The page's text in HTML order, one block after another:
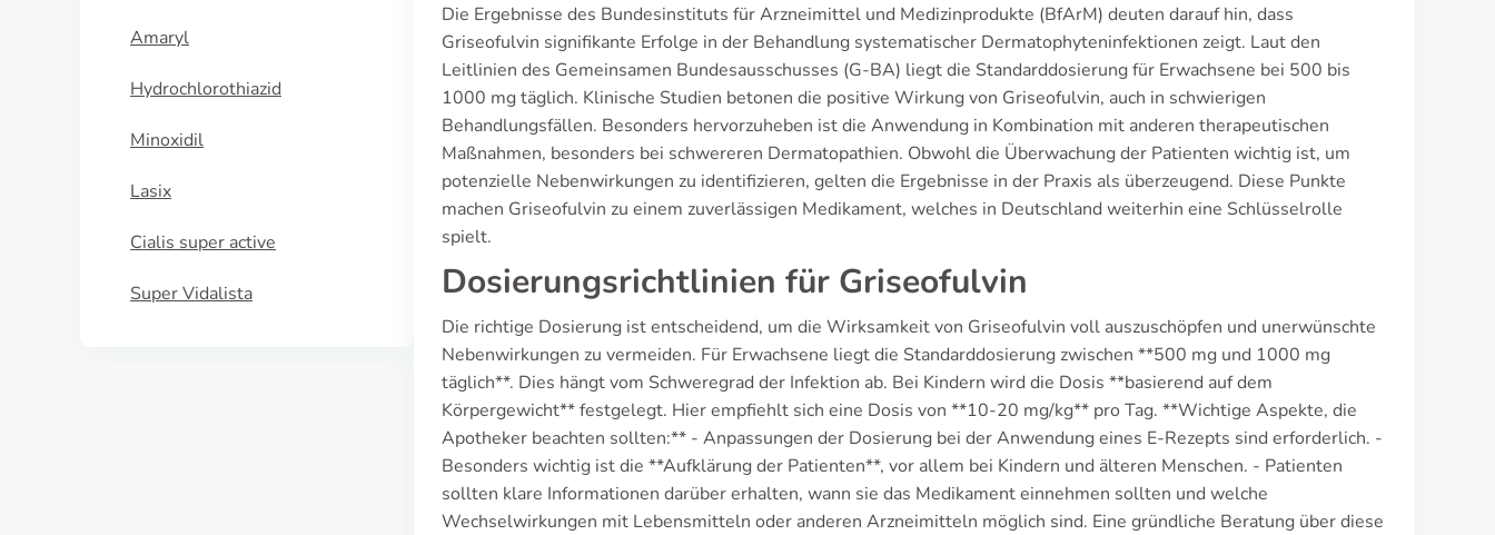
Amaryl
Hydrochlorothiazid
Minoxidil
Lasix
Cialis super active
Super Vidalista
Die Ergebnisse des Bundesinstituts für Arzneimittel und Medizinprodukte (BfArM) deuten darauf hin, dass
Griseofulvin signifikante Erfolge in der Behandlung systematischer Dermatophyteninfektionen zeigt. Laut den
Leitlinien des Gemeinsamen Bundesausschusses (G-BA) liegt die Standarddosierung für Erwachsene bei 500 bis
1000 mg täglich. Klinische Studien betonen die positive Wirkung von Griseofulvin, auch in schwierigen
Behandlungsfällen. Besonders hervorzuheben ist die Anwendung in Kombination mit anderen therapeutischen
Maßnahmen, besonders bei schwereren Dermatopathien. Obwohl die Überwachung der Patienten wichtig ist, um
potenzielle Nebenwirkungen zu identifizieren, gelten die Ergebnisse in der Praxis als überzeugend. Diese Punkte
machen Griseofulvin zu einem zuverlässigen Medikament, welches in Deutschland weiterhin eine Schlüsselrolle
spielt.
Dosierungsrichtlinien für Griseofulvin
Die richtige Dosierung ist entscheidend, um die Wirksamkeit von Griseofulvin voll auszuschöpfen und unerwünschte
Nebenwirkungen zu vermeiden. Für Erwachsene liegt die Standarddosierung zwischen **500 mg und 1000 mg
täglich**. Dies hängt vom Schweregrad der Infektion ab. Bei Kindern wird die Dosis **basierend auf dem
Körpergewicht** festgelegt. Hier empfiehlt sich eine Dosis von **10-20 mg/kg** pro Tag. **Wichtige Aspekte, die
Apotheker beachten sollten:** - Anpassungen der Dosierung bei der Anwendung eines E-Rezepts sind erforderlich. -
Besonders wichtig ist die **Aufklärung der Patienten**, vor allem bei Kindern und älteren Menschen. - Patienten
sollten klare Informationen darüber erhalten, wann sie das Medikament einnehmen sollten und welche
Wechselwirkungen mit Lebensmitteln oder anderen Arzneimitteln möglich sind. Eine gründliche Beratung über diese